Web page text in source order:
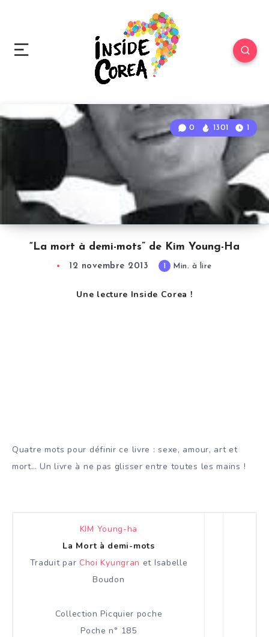
“La mort à demi-mots” de Kim Young-Ha
0 1301 1
12 novembre 2013 1 Min. à lire
Une lecture Inside Corea !
Quatre mots pour définir ce livre : sexe, amour, art et
mort… Un livre à ne pas glisser entre toutes les mains !
KIM Young-ha
La Mort à demi-mots
Traduit par Choi Kyungran et Isabelle
Boudon
Collection Picquier poche
Poche n° 185